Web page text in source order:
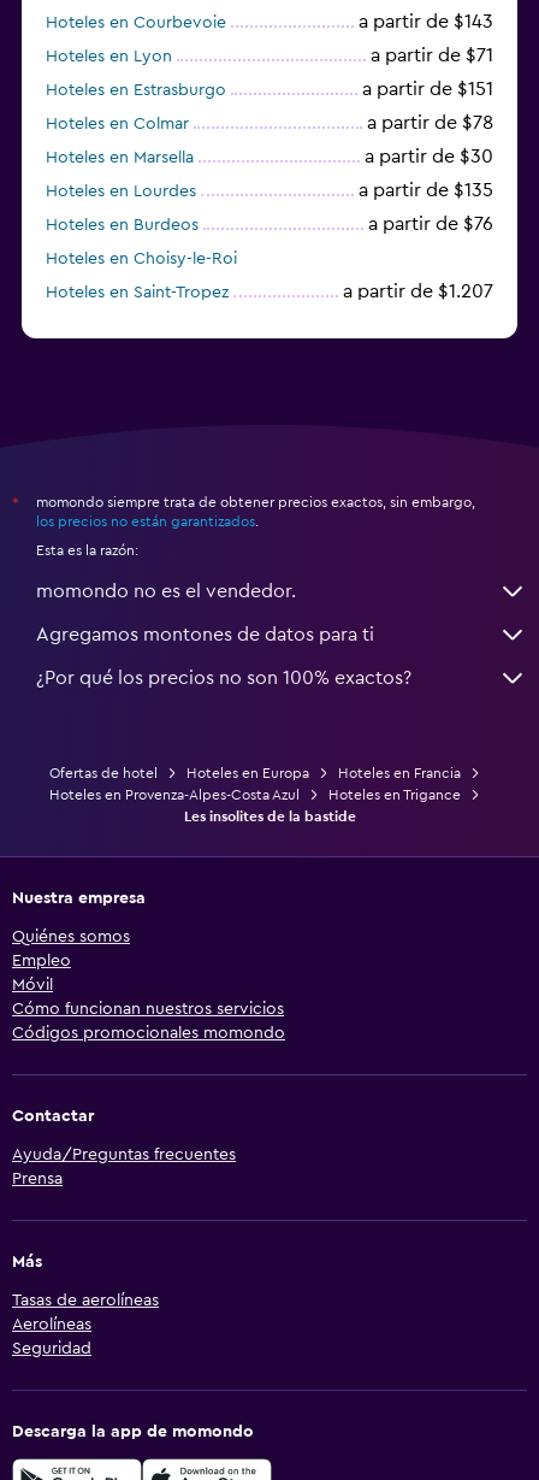
Hoteles en Courbevoie a partir de $143
Hoteles en Lyon a partir de $71
Hoteles en Estrasburgo a partir de $151
Hoteles en Colmar a partir de $78
Hoteles en Marsella a partir de $30
Hoteles en Lourdes a partir de $135
Hoteles en Burdeos a partir de $76
Hoteles en Choisy-le-Roi
Hoteles en Saint-Tropez
a partir de $1.207
*
momondo siempre trata de obtener precios exactos, sin embargo,
los precios no están garantizados
Esta es la razón:
momondo no es el vendedor.
Agregamos montones de datos para ti
¿Por qué los precios no son 100% exactos?
Ofertas de hotel Hoteles en Europa
Hoteles en Francia
Hoteles en Provenza-Alpes-Costa Azul
Hoteles en Trigance
Les insolites de la bastide
Nuestra empresa
Quiénes somos
Empleo
Móvil
Cómo funcionan nuestros servicios
Códigos promocionales momondo
Contactar
Ayuda/Preguntas frecuentes
Prensa
Más
Tasas de aerolíneas
Aerolíneas
Seguridad
Descarga la app de momondo